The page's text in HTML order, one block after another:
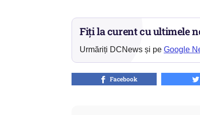
Fiți la curent cu ultimele
Urmăriți DCNews și pe Google
Facebook